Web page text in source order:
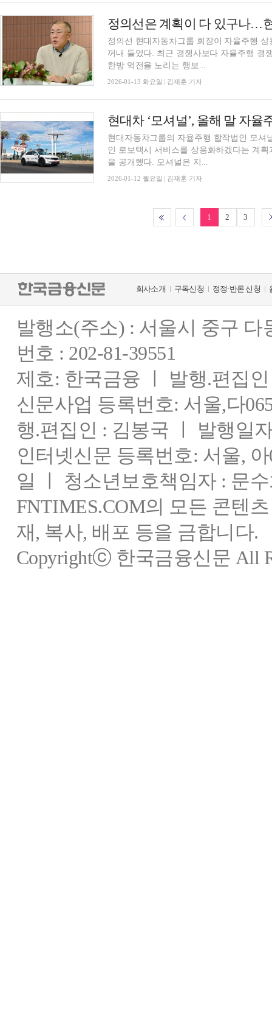
정의선은 계획이 다 있구나…
정의선 현대자동차그룹 회장이 자율주행
꺼내 들었다. 최근 경쟁사보다 자율주행 경
한방 역전을 노리는 행보...
2026-01-13 화요일 | 김재훈 기자
현대차 ‘모셔널’, 올해 말 자율
현대자동차그룹의 자율주행 합작법인 모셔
인 로보택시 서비스를 상용화하겠다는 계
을 공개했다. 모셔널은 지...
2026-01-12 월요일 | 김재훈 기자
1 2 3
회사소개 구독신청 정정·반론 신청
발행소(주소) : 서울시 중구
번호 : 202-81-39551
제호: 한국금융 ㅣ 발행.편집
신문사업 등록번호: 서울,다
행.편집인 : 김봉국 ㅣ 발행일
인터넷신문 등록번호: 서울,
일 ㅣ 청소년보호책임자 : 문
FNTIMES.COM의 모든 콘텐
재, 복사, 배포 등을 금합니다.
Copyrightⓒ 한국금융신문 All